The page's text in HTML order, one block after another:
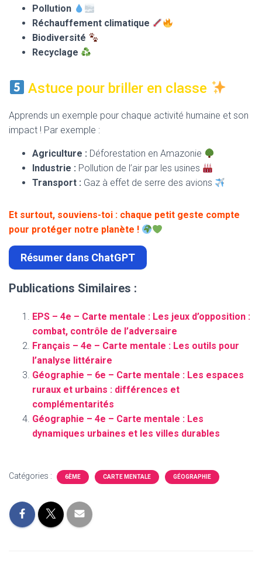
Pollution
Réchauffement climatique
Biodiversité
Recyclage
Astuce pour briller en classe
Apprends un exemple pour chaque activité humaine et son
impact ! Par exemple :
Agriculture : Déforestation en Amazonie
Industrie : Pollution de l’air par les usines
Transport : Gaz à effet de serre des avions
Et surtout, souviens-toi : chaque petit geste compte
pour protéger notre planète !
Résumer dans ChatGPT
Publications Similaires :
EPS – 4e – Carte mentale : Les jeux d’opposition :
combat, contrôle de l’adversaire
Français – 4e – Carte mentale : Les outils pour
l’analyse littéraire
Géographie – 6e – Carte mentale : Les espaces
ruraux et urbains : différences et
complémentarités
Géographie – 4e – Carte mentale : Les
dynamiques urbaines et les villes durables
Catégories : 6ÈME CARTE MENTALE GÉOGRAPHIE